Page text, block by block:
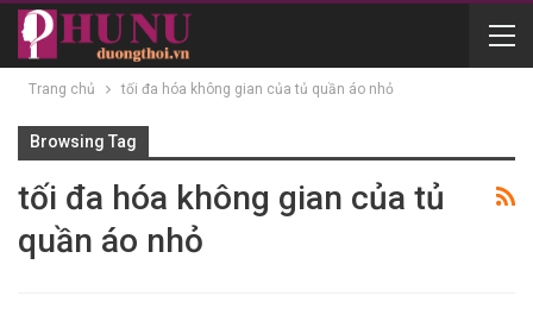
Trang chủ tối đa hóa không gian của tủ quần áo nhỏ
Browsing Tag
tối đa hóa không gian của tủ
quần áo nhỏ